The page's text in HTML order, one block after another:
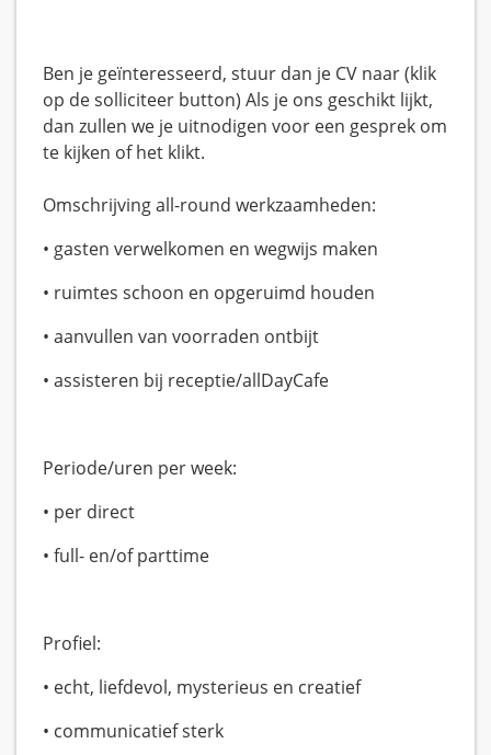
Ben je geïnteresseerd, stuur dan je CV naar (klik
op de solliciteer button) Als je ons geschikt lijkt,
dan zullen we je uitnodigen voor een gesprek om
te kijken of het klikt.
Omschrijving all-round werkzaamheden:
• gasten verwelkomen en wegwijs maken
• ruimtes schoon en opgeruimd houden
• aanvullen van voorraden ontbijt
• assisteren bij receptie/allDayCafe
Periode/uren per week:
• per direct
• full- en/of parttime
Profiel:
• echt, liefdevol, mysterieus en creatief
• communicatief sterk